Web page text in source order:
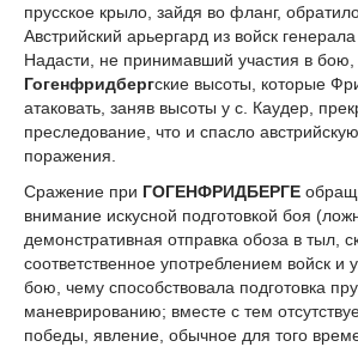
прусское крыло, зайдя во фланг,
Австрийский арьергард из войск
Надасти, не принимавший участия в бою,
Гогенфридбергские высоты, которые
атаковать, заняв высоты у с. Каудер,
преследование, что и спасло
поражения.
Сражение при ГОГЕНФРИДБЕРГЕ
внимание искусной подготовкой боя
демонстративная отправка обоза в тыл,
соответственное употреблением войск и
бою, чему способствовала подготовка
маневрированию; вместе с тем
победы, явление, обычное для того